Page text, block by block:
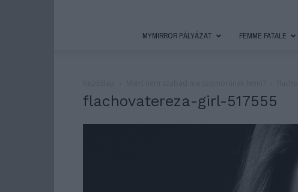
MYMIRROR PÁLYÁZAT FEMME FATALE
flachovatereza-girl-517555